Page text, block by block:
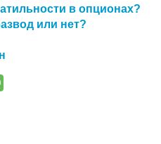
в опционах?
или нет?